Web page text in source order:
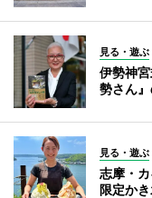
見る・遊ぶ
伊勢神
勢さん
見る・遊ぶ
志摩・
限定か